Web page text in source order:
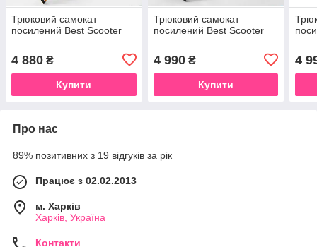
Трюковий самокат
посилений Best Scooter
4 880 ₴
Купити
Трюковий самокат
посилений Best Scooter
4 990₴
Купити
4
Про нас
89% позитивних з 19 відгуків за рік
Працює з 02.02.2013
м. Харків
Харків, Україна
Контакти